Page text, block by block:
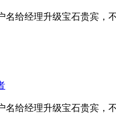
给经理升级宝石贵宾，
给经理升级宝石贵宾，